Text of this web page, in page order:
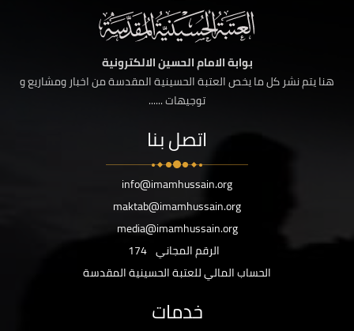
بوابة الامام الحسين الالكترونية
هنا يتم نشر كل ما يخص العتبة الحسينية المقدسة من اخبار ومشاريع و
توجيهات ......
اتصل بنا
info@imamhussain.org
maktab@imamhussain.org
media@imamhussain.org
الرقم المجاني 174
الحساب المالي للعتبة الحسينية المقدسة
خدمات